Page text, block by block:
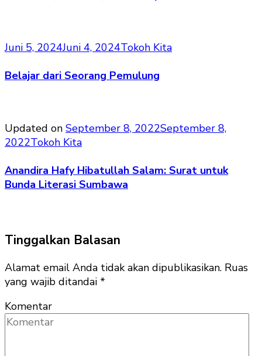
Juni 5, 2024Juni 4, 2024Tokoh Kita
Belajar dari Seorang Pemulung
Updated on September 8, 2022September 8,
2022Tokoh Kita
Anandira Hafy Hibatullah Salam: Surat untuk
Bunda Literasi Sumbawa
Tinggalkan Balasan
Alamat email Anda tidak akan dipublikasikan. Ruas
yang wajib ditandai *
Komentar